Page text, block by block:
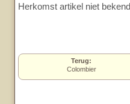
Herkomst artikel niet bekend
Terug:
Colombier